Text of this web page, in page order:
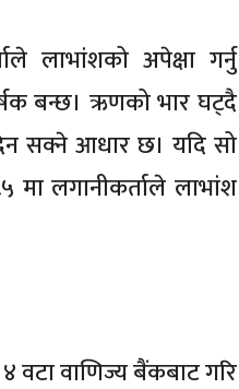
लाभांशको अपेक्षा गर्नु
बन्छ। ऋणको भार घट्दै
सक्ने आधार छ। यदि सो
मा लगानीकर्ताले लाभांश
वटा वाणिज्य बैंकबाट गरि